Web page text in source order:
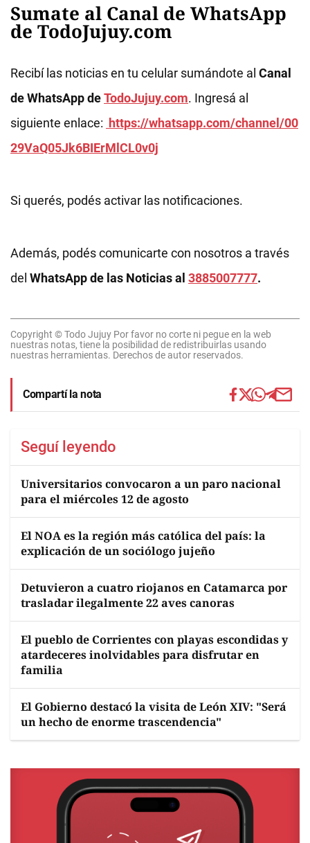
Sumate al Canal de WhatsApp
de TodoJujuy.com
Recibí las noticias en tu celular sumándote al Canal
de WhatsApp deTodoJujuy.com. Ingresá al
siguiente enlace: https://whatsapp.com/channel/00
29VaQ05Jk6BIErMlCL0v0j
Si querés, podés activar las notificaciones.
Además, podés comunicarte con nosotros a través
del WhatsApp de las Noticias al 3885007777.
Copyright © Todo Jujuy Por favor no corte ni pegue en la web
nuestras notas, tiene la posibilidad de redistribuirlas usando
nuestras herramientas. Derechos de autor reservados.
Compartí la nota
Seguí leyendo
Universitarios convocaron a un paro nacional
para el miércoles 12 de agosto
El NOA es la región más católica del país: la
explicación de un sociólogo jujeño
Detuvieron a cuatro riojanos en Catamarca por
trasladar ilegalmente 22 aves canoras
El pueblo de Corrientes con playas escondidas y
atardeceres inolvidables para disfrutar en
familia
El Gobierno destacó la visita de León XIV: "Será
un hecho de enorme trascendencia"